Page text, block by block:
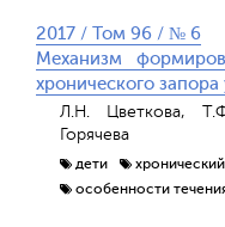
2017 / Том 96 / № 6
Механизм
хронического запора
Л.Н. Цветкова,
Горячева
дети
особенности